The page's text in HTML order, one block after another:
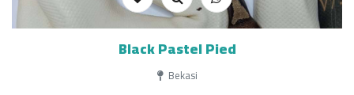
Black Pastel Pied
Bekasi